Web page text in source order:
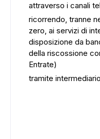
attraverso i canali
ricorrendo, tranne
zero, ai servizi di
disposizione da
della riscossione
Entrate)
tramite